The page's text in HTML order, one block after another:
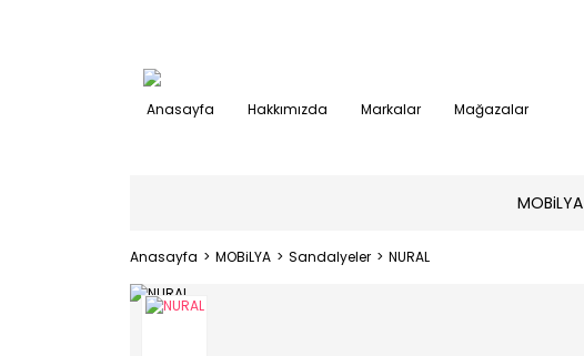
Anasayfa Hakkımızda Markalar Mağazalar
MOBiLYA
Anasayfa MOBiLYA Sandalyeler NURAL